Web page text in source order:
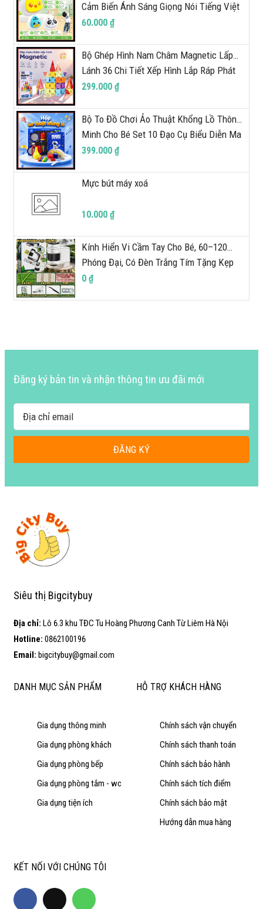
Cảm Biến Ánh Sáng Giọng Nói Tiếng Việt
Đèn LED Tương Tác Thông Minh
60.000 ₫
Bộ Ghép Hình Nam Châm Magnetic Lấp
Lánh 36 Chi Tiết Xếp Hình Lắp Ráp Phát
Triển Tư Duy Cho Bé BigcityBuy 344BGH
299.000 ₫
Bộ To Đồ Chơi Ảo Thuật Khổng Lồ Thông
Minh Cho Bé Set 10 Đạo Cụ Biểu Diễn Ma
Thuật, Kèm Sách Hướng Dẫn Chi Tiết
399.000 ₫
Mực bút máy xoá
10.000 ₫
Kính Hiển Vi Cầm Tay Cho Bé, 60–120
Phóng Đại, Có Đèn Trắng Tím Tặng Kẹp
Điện Thoại Khám, Phá Thế Giới 349KH
0 ₫
Đăng ký bản tin và nhận thông tin ưu đãi mới
ĐĂNG KÝ
DANH MỤC SẢN PHẨM
Gia dụng thông minh
Gia dụng phòng khách
Gia dụng phòng bếp
Gia dụng phòng tắm - wc
Gia dụng tiện ích
HỖ TRỢ KHÁCH HÀNG
Chính sách vận chuyển
Chính sách thanh toán
Chính sách bảo hành
Chính sách tích điểm
Chính sách bảo mật
Hướng dẫn mua hàng
KẾT NỐI VỚI CHÚNG TÔI
Siêu thị Bigcitybuy
Email: bigcitybuy@gmail.com
Địa chỉ: Lô 6.3 khu TĐC Tu Hoàng Phương Canh Từ Liêm Hà Nội
Hotline: 0862100196